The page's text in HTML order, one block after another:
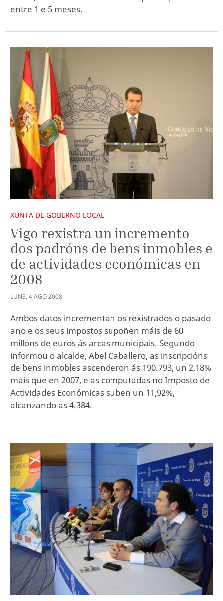
entre 1 e 5 meses.
XUNTA DE GOBERNO LOCAL
Vigo rexistra un incremento
dos padróns de bens inmobles e
de actividades económicas en
2008
LUNS, 4AGO2008
Ambos datos incrementan os rexistrados o pasado
ano e os seus impostos supoñen máis de 60
millóns de euros ás arcas municipais. Segundo
informou o alcalde, Abel Caballero, as inscripcións
de bens inmobles ascenderon ás 190.793, un 2,18%
máis que en 2007, e as computadas no Imposto de
Actividades Económicas suben un 11,92%,
alcanzando as 4.384.